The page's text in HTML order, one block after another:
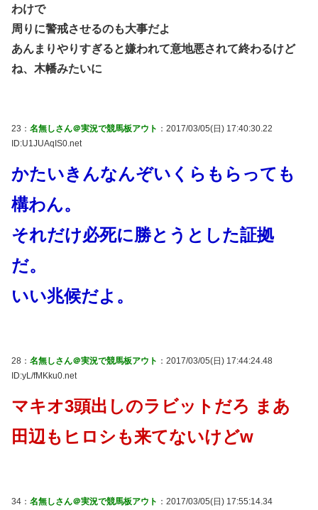
わけで
周りに警戒させるのも大事だよ
あんまりやりすぎると嫌われて意地悪されて終わるけど
ね、木幡みたいに
23： 名無しさん＠実況で競馬板アウト ：2017/03/05(日) 17:40:30.22
ID:U1JUAqIS0.net
かたいきんなんぞいくらもらっても
構わん。
それだけ必死に勝とうとした証拠
だ。
いい兆候だよ。
28： 名無しさん＠実況で競馬板アウト ：2017/03/05(日) 17:44:24.48
ID:yL/fMKku0.net
マキオ3頭出しのラビットだろ まあ
田辺もヒロシも来てないけどw
34： 名無しさん＠実況で競馬板アウト ：2017/03/05(日) 17:55:14.34